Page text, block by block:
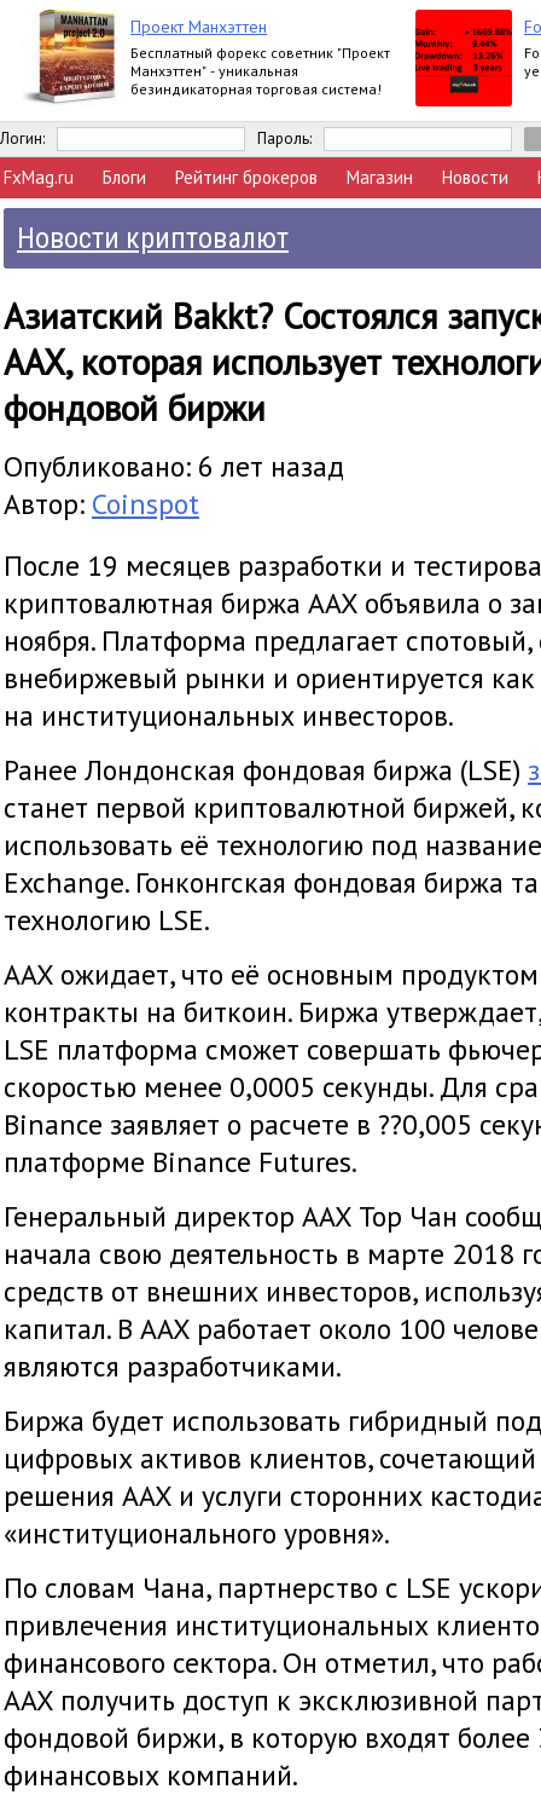
Проект Манхэттен
Бесплатный форекс советник "Проект
Манхэттен" - уникальная
безиндикаторная торговая система!
Логин: Пароль:
FxMag.ru Блоги Рейтинг брокеров Магазин Новости
Новости криптовалют
Азиатский Bakkt? Состоялся
AAX, которая использует
фондовой биржи
Опубликовано: 6 лет назад
Автор: Coinspot
После 19 месяцев разработки и
криптовалютная биржа AAX объявила о
ноября. Платформа предлагает
внебиржевый рынки и ориентируется
на институциональных инвесторов.
Ранее Лондонская фондовая биржа (LSE)
станет первой криптовалютной биржей,
использовать её технологию под
Exchange. Гонконгская фондовая биржа
технологию LSE.
AAX ожидает, что её основным
контракты на биткоин. Биржа
LSE платформа сможет совершать
скоростью менее 0,0005 секунды. Для
Binance заявляет о расчете в ??0,005
платформе Binance Futures.
Генеральный директор AAX Тор Чан
начала свою деятельность в марте 2018
средств от внешних инвесторов,
капитал. В AAX работает около 100
являются разработчиками.
Биржа будет использовать гибридный
цифровых активов клиентов,
решения AAX и услуги сторонних
«институционального уровня».
По словам Чана, партнерство с LSE
привлечения институциональных
финансового сектора. Он отметил, что
AAX получить доступ к эксклюзивной
фондовой биржи, в которую входят
финансовых компаний.